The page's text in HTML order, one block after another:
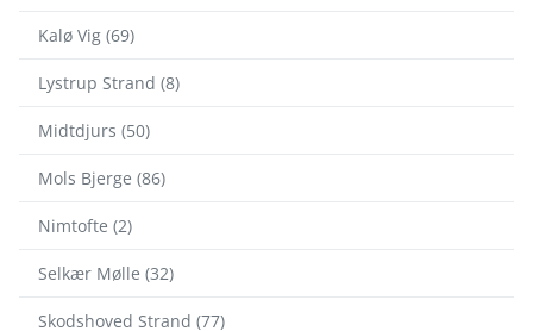
Kalø Vig (69)
Lystrup Strand (8)
Midtdjurs (50)
Mols Bjerge (86)
Nimtofte (2)
Selkær Mølle (32)
Skodshoved Strand (77)